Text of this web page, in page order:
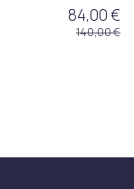
84,00 €
140,00 €